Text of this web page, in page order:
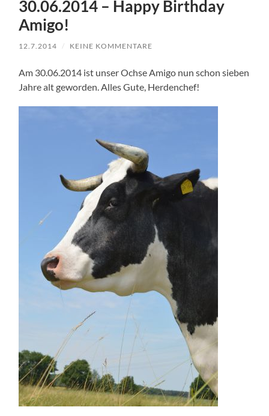
30.06.2014 – Happy Birthday
Amigo!
12.7.2014 / KEINE KOMMENTARE
Am 30.06.2014 ist unser Ochse Amigo nun schon sieben
Jahre alt geworden. Alles Gute, Herdenchef!